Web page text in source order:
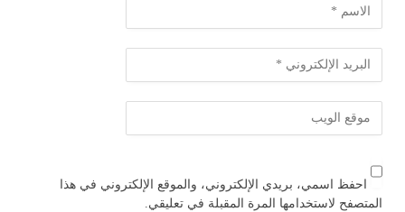
احفظ اسمي، بريدي الإلكتروني، والموقع الإلكتروني في هذا
المتصفح لاستخدامها المرة المقبلة في تعليقي.